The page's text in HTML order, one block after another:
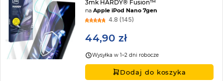
3mk HARDY® Fusion™
naApple iPod Nano 7gen
4.8 (145)
44,90 zł
Wysyłka w 1–2 dni robocze
Dodaj do koszyka